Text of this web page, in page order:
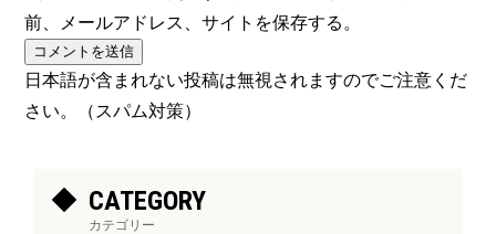
前、メールアドレス、サイトを保存する。
日本語が含まれない投稿は無視されますのでご注意くだ
さい。（スパム対策）
CATEGORY
カテゴリー